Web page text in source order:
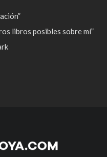
libros posibles sobre mí”